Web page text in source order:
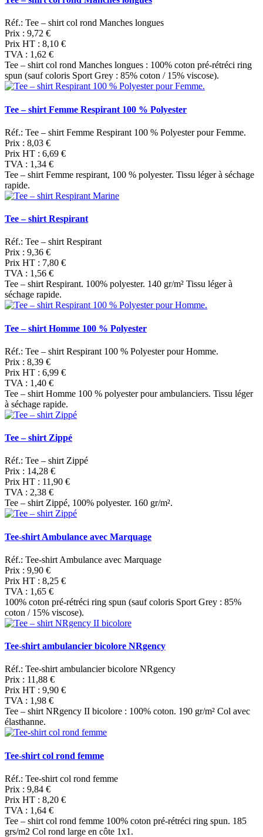
Réf.: Tee – shirt col rond Manches longues
Prix : 9,72 €
Prix HT : 8,10 €
TVA : 1,62 €
Tee – shirt col rond Manches longues : 100% coton pré-rétréci ring
spun (sauf coloris Sport Grey : 85% coton / 15% viscose).
Tee – shirt Femme Respirant 100 % Polyester
Réf.: Tee – shirt Femme Respirant 100 % Polyester pour Femme.
Prix : 8,03 €
Prix HT : 6,69 €
TVA : 1,34 €
Tee – shirt Femme respirant, 100 % polyester. Tissu léger à séchage
rapide.
Tee – shirt Respirant
Réf.: Tee – shirt Respirant
Prix : 9,36 €
Prix HT : 7,80 €
TVA : 1,56 €
Tee – shirt Respirant. 100% polyester. 140 gr/m² Tissu léger à
séchage rapide.
Tee – shirt Homme 100 % Polyester
Réf.: Tee – shirt Respirant 100 % Polyester pour Homme.
Prix : 8,39 €
Prix HT : 6,99 €
TVA : 1,40 €
Tee – shirt Homme 100 % polyester pour ambulanciers. Tissu léger
à séchage rapide.
Tee – shirt Zippé
Réf.: Tee – shirt Zippé
Prix : 14,28 €
Prix HT : 11,90 €
TVA : 2,38 €
Tee – shirt Zippé, 100% polyester. 160 gr/m².
Tee-shirt Ambulance avec Marquage
Réf.: Tee-shirt Ambulance avec Marquage
Prix : 9,90 €
Prix HT : 8,25 €
TVA : 1,65 €
100% coton pré-rétréci ring spun (sauf coloris Sport Grey : 85%
coton / 15% viscose).
Tee-shirt ambulancier bicolore NRgency
Réf.: Tee-shirt ambulancier bicolore NRgency
Prix : 11,88 €
Prix HT : 9,90 €
TVA : 1,98 €
Tee – shirt NRgency II bicolore : 100% coton. 190 gr/m² Col avec
élasthanne.
Tee-shirt col rond femme
Réf.: Tee-shirt col rond femme
Prix : 9,84 €
Prix HT : 8,20 €
TVA : 1,64 €
Tee – shirt col rond femme 100% coton pré-rétréci ring spun. 185
grs/m2 Col rond large en côte 1x1.